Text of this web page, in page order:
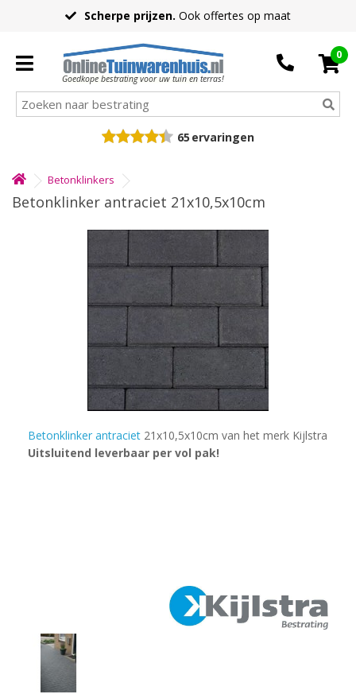
Scherpe prijzen. Ook offertes op maat
Goedkope bestrating voor uw tuin en terras!
0
65 ervaringen
Betonklinkers
Betonklinker antraciet 21x10,5x10cm
Betonklinker antraciet 21x10,5x10cm van het merk Kijlstra
Uitsluitend leverbaar per vol pak!